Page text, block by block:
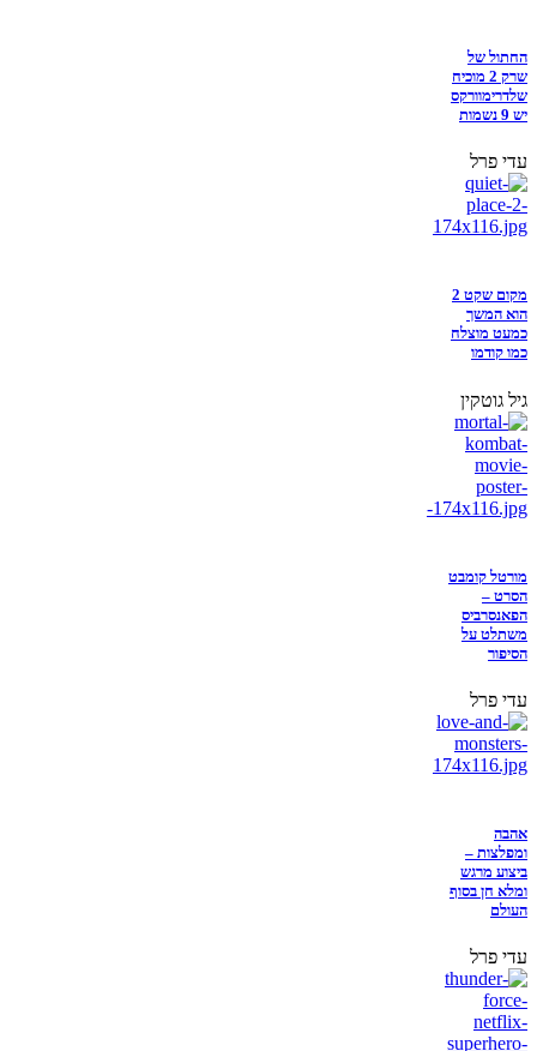
החתול של
שרק 2 מוכיח
שלדרימוורקס
יש 9 נשמות
עדי פרל
מקום שקט 2
הוא המשך
כמעט מוצלח
כמו קודמו
גיל גוטקין
מורטל קומבט
הסרט –
הפאנסרביס
משתלט על
הסיפור
עדי פרל
אהבה
ומפלצות –
ביצוע מרגש
ומלא חן בסוף
העולם
עדי פרל